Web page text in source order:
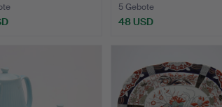
5 Gebote
48 USD